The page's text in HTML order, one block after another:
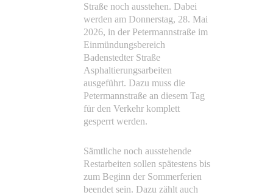
Straße noch ausstehen. Dabei
werden am Donnerstag, 28. Mai
2026, in der Petermannstraße im
Einmündungsbereich
Badenstedter Straße
Asphaltierungsarbeiten
ausgeführt. Dazu muss die
Petermannstraße an diesem Tag
für den Verkehr komplett
gesperrt werden.
Sämtliche noch ausstehende
Restarbeiten sollen spätestens bis
zum Beginn der Sommerferien
beendet sein. Dazu zählt auch